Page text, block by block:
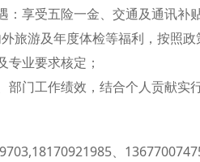
：享受五险一金、交通及通讯
旅游及年度体检等福利，按照
专业要求核定；
部门工作绩效，结合个人贡献实
、